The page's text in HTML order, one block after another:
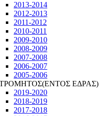
2013-2014
2012-2013
2011-2012
2010-2011
2009-2010
2008-2009
2007-2008
2006-2007
2005-2006
ΕΔΡΑΣ)
2019-2020
2018-2019
2017-2018